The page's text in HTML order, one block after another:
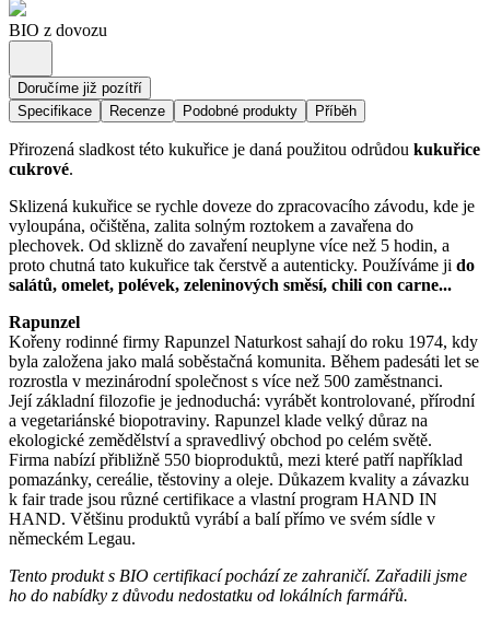
BIO z dovozu
Doručíme již pozítří
Specifikace
Recenze Podobné produkty Příběh
Přirozená sladkost této kukuřice je daná použitou odrůdou kukuřice
cukrové.
Sklizená kukuřice se rychle doveze do zpracovacího závodu, kde je
vyloupána, očištěna, zalita solným roztokem a zavařena do
plechovek. Od sklizně do zavaření neuplyne více než 5 hodin, a
proto chutná tato kukuřice tak čerstvě a autenticky. Používáme ji do
salátů, omelet, polévek, zeleninových směsí, chili con carne...
Rapunzel
Kořeny rodinné firmy Rapunzel Naturkost sahají do roku 1974, kdy
byla založena jako malá soběstačná komunita. Během padesáti let se
rozrostla v mezinárodní společnost s více než 500 zaměstnanci.
Její základní filozofie je jednoduchá: vyrábět kontrolované, přírodní
a vegetariánské biopotraviny. Rapunzel klade velký důraz na
ekologické zemědělství a spravedlivý obchod po celém světě.
Firma nabízí přibližně 550 bioproduktů, mezi které patří například
pomazánky, cereálie, těstoviny a oleje. Důkazem kvality a závazku
k fair trade jsou různé certifikace a vlastní program HAND IN
HAND. Většinu produktů vyrábí a balí přímo ve svém sídle v
německém Legau.
Tento produkt s BIO certifikací pochází ze zahraničí. Zařadili jsme
ho do nabídky z důvodu nedostatku od lokálních farmářů.